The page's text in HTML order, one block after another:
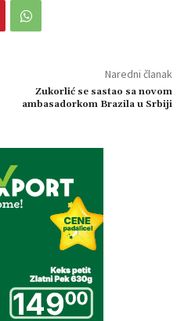
Naredni članak
Zukorlić se sastao sa novom
ambasadorkom Brazila u Srbiji